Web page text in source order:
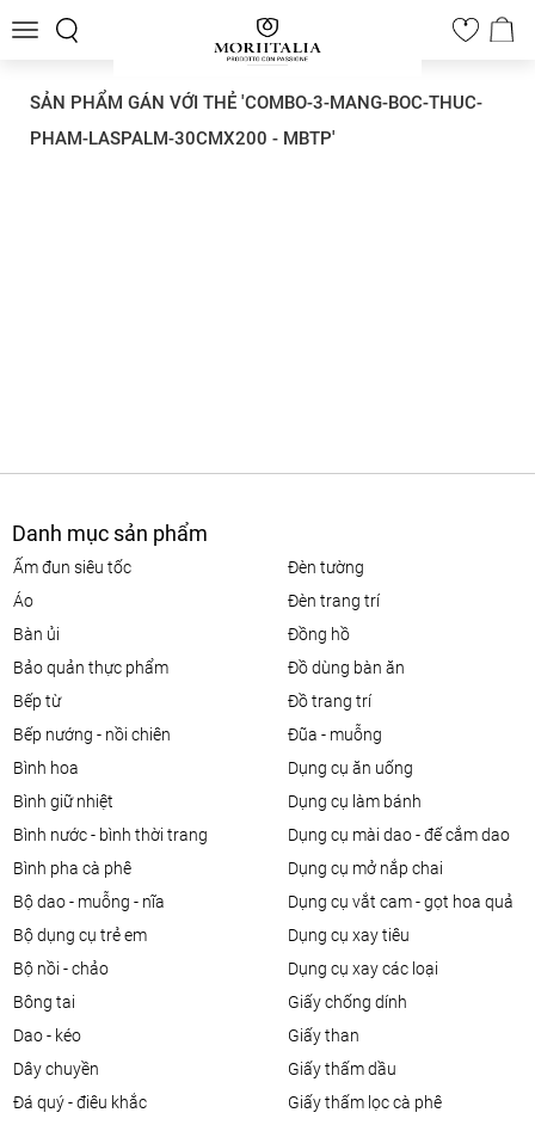
Toggle
0
SẢN PHẨM GÁN VỚI THẺ 'COMBO-3-MANG-BOC-THUC-
PHAM-LASPALM-30CMX200 - MBTP'
Danh mục sản phẩm
ấm đun siêu tốc
áo
bàn ủi
bảo quản thực phẩm
bếp từ
bếp nướng - nồi chiên
bình hoa
bình giữ nhiệt
bình nước - bình thời trang
bình pha cà phê
bộ dao - muỗng - nĩa
bộ dụng cụ trẻ em
bộ nồi - chảo
bông tai
dao - kéo
dây chuyền
đá quý - điêu khắc
đèn tường
đèn trang trí
đồng hồ
đồ dùng bàn ăn
đồ trang trí
đũa - muỗng
dụng cụ ăn uống
dụng cụ làm bánh
dụng cụ mài dao - đế cắm dao
dụng cụ mở nắp chai
dụng cụ vắt cam - gọt hoa quả
dụng cụ xay tiêu
dụng cụ xay các loại
giấy chống dính
giấy than
giấy thấm dầu
giấy thấm lọc cà phê